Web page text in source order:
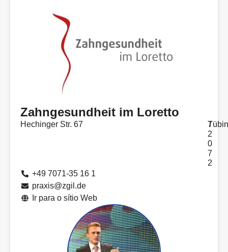
Zahngesundheit im Loretto
Hechinger Str. 67
7
2
0
7
2
+49 7071-35 16 1
praxis@zgil.de
Ir para o sítio Web